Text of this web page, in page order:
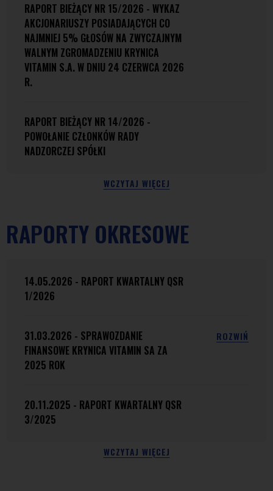
RAPORT BIEŻĄCY NR 15/2026 - WYKAZ
AKCJONARIUSZY POSIADAJĄCYCH CO
NAJMNIEJ 5% GŁOSÓW NA ZWYCZAJNYM
WALNYM ZGROMADZENIU KRYNICA
VITAMIN S.A. W DNIU 24 CZERWCA 2026
R.
RAPORT BIEŻĄCY NR 14/2026 -
POWOŁANIE CZŁONKÓW RADY
NADZORCZEJ SPÓŁKI
WCZYTAJ WIĘCEJ
RAPORTY OKRESOWE
14.05.2026 - RAPORT KWARTALNY QSR
1/2026
31.03.2026 - SPRAWOZDANIE
FINANSOWE KRYNICA VITAMIN SA ZA
2025 ROK
ROZWIŃ
20.11.2025 - RAPORT KWARTALNY QSR
3/2025
WCZYTAJ WIĘCEJ